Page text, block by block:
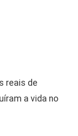
reais de
a vida no